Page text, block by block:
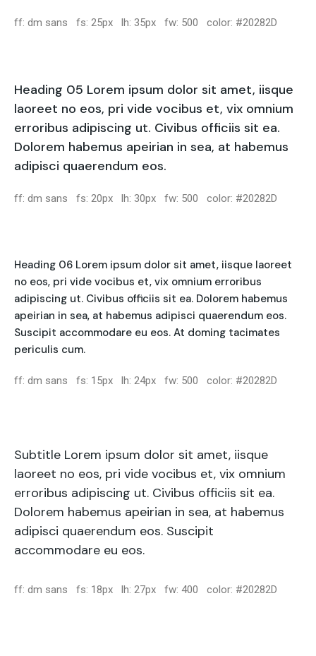
ff: dm sans fs: 25px lh: 35px fw: 500 color: #20282D
Heading 05 Lorem ipsum dolor sit amet, iisque
laoreet no eos, pri vide vocibus et, vix omnium
erroribus adipiscing ut. Civibus officiis sit ea.
Dolorem habemus apeirian in sea, at habemus
adipisci quaerendum eos.
ff: dm sans fs: 20px lh: 30px fw: 500 color: #20282D
Heading 06 Lorem ipsum dolor sit amet, iisque laoreet
no eos, pri vide vocibus et, vix omnium erroribus
adipiscing ut. Civibus officiis sit ea. Dolorem habemus
apeirian in sea, at habemus adipisci quaerendum eos.
Suscipit accommodare eu eos. At doming tacimates
periculis cum.
ff: dm sans fs: 15px lh: 24px fw: 500 color: #20282D
Subtitle Lorem ipsum dolor sit amet, iisque
laoreet no eos, pri vide vocibus et, vix omnium
erroribus adipiscing ut. Civibus officiis sit ea.
Dolorem habemus apeirian in sea, at habemus
adipisci quaerendum eos. Suscipit
accommodare eu eos.
ff: dm sans fs: 18px lh: 27px fw: 400 color: #20282D